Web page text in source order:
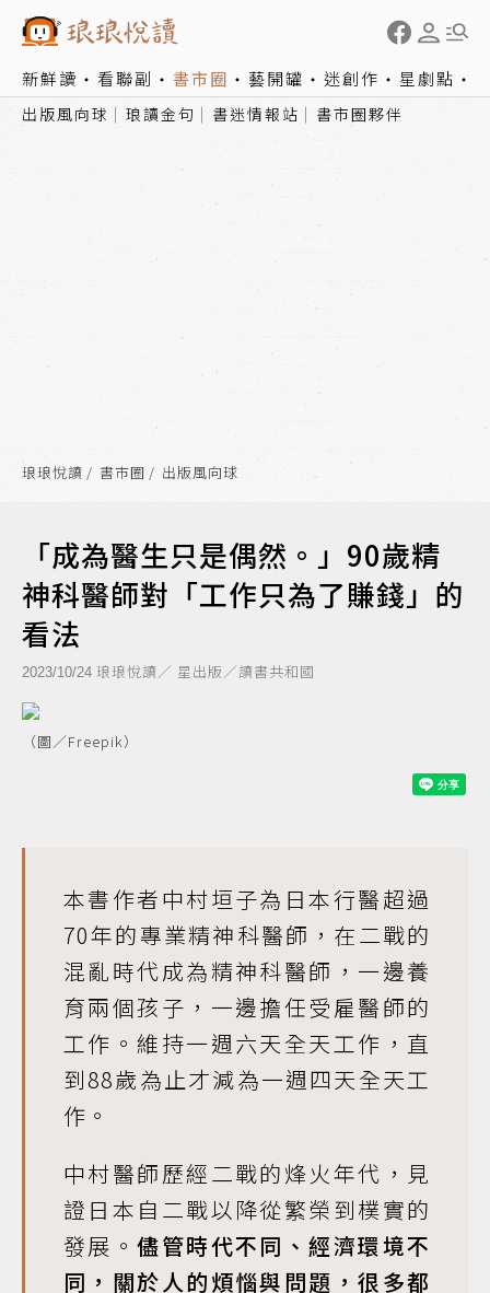
新鮮讀 看聯副 書市圈 藝開罐 迷創作 星劇點
出版風向球 琅讀金句 書迷情報站 書市圈夥伴
琅琅悅讀 書市圈 出版風向球
「成為醫生只是偶然。」90歲精
神科醫師對「工作只為了賺錢」的
看法
2023/10/24 琅琅悅讀／ 星出版／讀書共和國
（圖／Freepik）
本書作者中村垣子為日本行醫超過
70年的專業精神科醫師，在二戰的
混亂時代成為精神科醫師，一邊養
育兩個孩子，一邊擔任受雇醫師的
工作。維持一週六天全天工作，直
到88歲為止才減為一週四天全天工
作。
中村醫師歷經二戰的烽火年代，見
證日本自二戰以降從繁榮到樸實的
發展。儘管時代不同、經濟環境不
同，關於人的煩惱與問題，很多都